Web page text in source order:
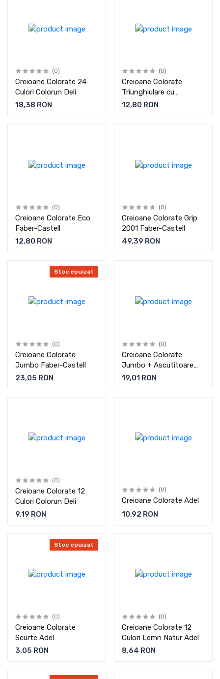
(0)
Creioane Colorate 24
Culori Colorun Deli
18,38 RON
(0)
Creioane Colorate
Triunghiulare cu
Ascutitoare Eco Faber-
12,80 RON
(0)
Creioane Colorate Eco
Faber-Castell
12,80 RON
(0)
Creioane Colorate Grip
2001 Faber-Castell
49,39 RON
Stoc epuizat
(0)
Creioane Colorate
Jumbo Faber-Castell
23,05 RON
(0)
Creioane Colorate
Jumbo + Ascutitoare
Faber-Castell
19,01 RON
(0)
Creioane Colorate 12
Culori Colorun Deli
9,19 RON
(0)
Creioane Colorate Adel
10,92 RON
Stoc epuizat
(0)
Creioane Colorate
Scurte Adel
3,05 RON
(0)
Creioane Colorate 12
Culori Lemn Natur Adel
8,64 RON